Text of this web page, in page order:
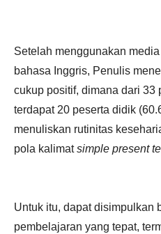
Setelah menggunakan
bahasa Inggris, Penulis
cukup positif, dimana dari 33
terdapat 20 peserta didik
menuliskan rutinitas
pola kalimatsimple present
Untuk itu, dapat disimpulkan
pembelajaran yang tepat,